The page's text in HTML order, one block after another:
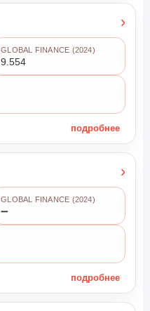
›
GLOBAL FINANCE (2024)
9.554
подробнее
›
GLOBAL FINANCE (2024)
➖
подробнее